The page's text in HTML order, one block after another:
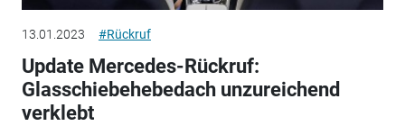
13.01.2023 #Rückruf
Update Mercedes-Rückruf:
Glasschiebehebedach unzureichend
verklebt